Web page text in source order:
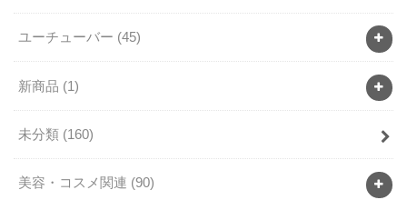
ユーチューバー (45)
新商品 (1)
未分類 (160)
美容・コスメ関連 (90)